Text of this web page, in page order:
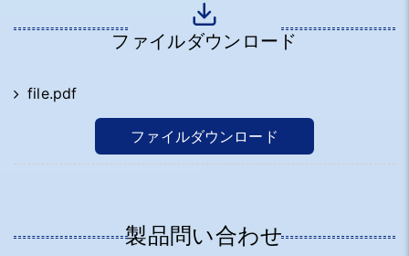
ファイルダウンロード
file.pdf
ファイルダウンロード
製品問い合わせ